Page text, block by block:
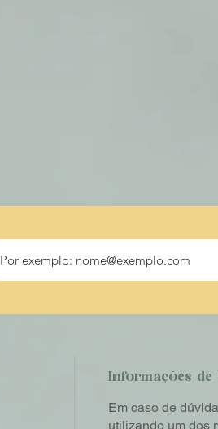
Informações de
Em caso de
utilizando um dos